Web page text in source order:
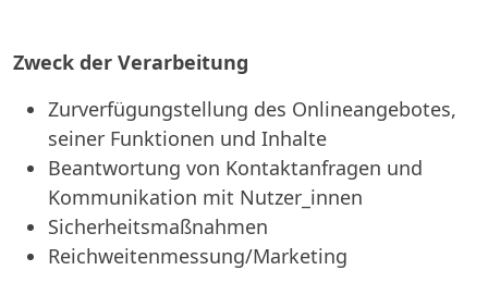
Zweck der Verarbeitung
Zurverfügungstellung des Onlineangebotes,
seiner Funktionen und Inhalte
Beantwortung von Kontaktanfragen und
Kommunikation mit Nutzer_innen
Sicherheitsmaßnahmen
Reichweitenmessung/Marketing